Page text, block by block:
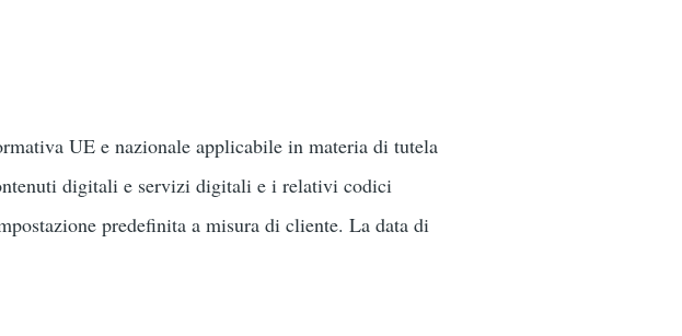
UE e nazionale applicabile in materia di tutela
digitali e servizi digitali e i relativi codici
predefinita a misura di cliente. La data di